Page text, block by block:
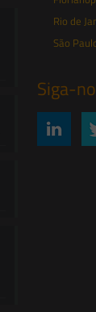
Rio de
São
Siga-